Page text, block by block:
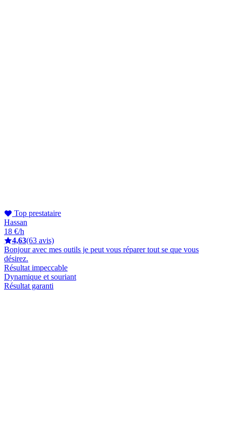
Top prestataire
Hassan
18 €/h
4,63(63 avis)
Bonjour avec mes outils je peut vous réparer tout se que vous
désirez.
Résultat impeccable
Dynamique et souriant
Résultat garanti